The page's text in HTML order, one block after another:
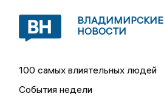
ВЛАДИМИРСКИЕ
НОВОСТИ
100 самых влиятельных людей
События недели